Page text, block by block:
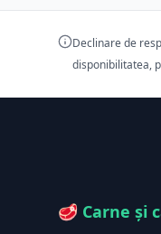
Declinare de
disponibilitatea,
🥩 Carne și